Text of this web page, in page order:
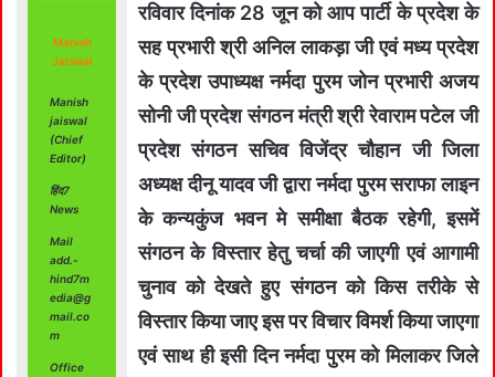
Manish
Jaiswal
Manish
jaiswal
(Chief
Editor)
हिंद7
News
Mail
add.-
hind7m
edia@g
mail.co
m
Office
रविवार दिनांक 28 जून को आप पार्टी के प्रदेश के
सह प्रभारी श्री अनिल लाकड़ा जी एवं मध्य प्रदेश
के प्रदेश उपाध्यक्ष नर्मदा पुरम जोन प्रभारी अजय
सोनी जी प्रदेश संगठन मंत्री श्री रेवाराम पटेल जी
प्रदेश संगठन सचिव विजेंद्र चौहान जी जिला
अध्यक्ष दीनू यादव जी द्वारा नर्मदा पुरम सराफा लाइन
के कन्यकुंज भवन मे समीक्षा बैठक रहेगी, इसमें
संगठन के विस्तार हेतु चर्चा की जाएगी एवं आगामी
चुनाव को देखते हुए संगठन को किस तरीके से
विस्तार किया जाए इस पर विचार विमर्श किया जाएगा
एवं साथ ही इसी दिन नर्मदा पुरम को मिलाकर जिले